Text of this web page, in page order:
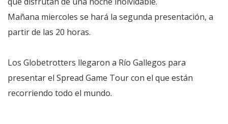
Mañana miercoles se hará la segunda presentación, a
partir de las 20 horas.
Los Globetrotters llegaron a Río Gallegos para
presentar el Spread Game Tour con el que están
recorriendo todo el mundo.